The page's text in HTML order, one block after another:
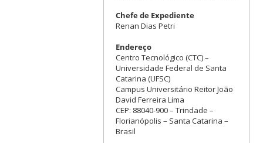
Chefe de Expediente
Renan Dias Petri
Endereço
Centro Tecnológico (CTC) –
Universidade Federal de Santa
Catarina (UFSC)
Campus Universitário Reitor João
David Ferreira Lima
CEP: 88040-900 – Trindade –
Florianópolis – Santa Catarina –
Brasil